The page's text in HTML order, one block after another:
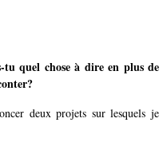
quel chose à dire en plus de
deux projets sur lesquels je